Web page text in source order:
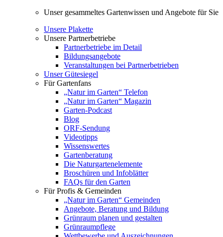
Unser gesammeltes Gartenwissen und Angebote für Sie
Unsere Plakette
Unsere Partnerbetriebe
Partnerbetriebe im Detail
Bildungsangebote
Veranstaltungen bei Partnerbetrieben
Unser Gütesiegel
Für Gartenfans
„Natur im Garten“ Telefon
„Natur im Garten“ Magazin
Garten-Podcast
Blog
ORF-Sendung
Videotipps
Wissenswertes
Gartenberatung
Die Naturgartenelemente
Broschüren und Infoblätter
FAQs für den Garten
Für Profis & Gemeinden
„Natur im Garten“ Gemeinden
Angebote, Beratung und Bildung
Grünraum planen und gestalten
Grünraumpflege